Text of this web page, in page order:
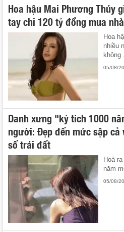
Hoa hậu Mai Phương Thúy
tay chi 120 tỷ đồng mua
Hoa
nhiều
không
05/08/
Danh xưng "kỳ tích 1000
người: Đẹp đến mức sập cả
số trái đất
Hoá
năm
05/08/